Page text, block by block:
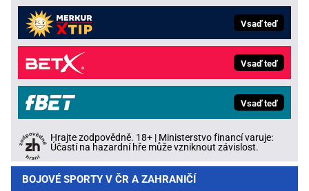
Vsaď teď
Vsaď teď
Vsaď teď
Hrajte zodpovědně. 18+ | Ministerstvo financí varuje:
Účastí na hazardní hře může vzniknout závislost.
BOJOVÉ SPORTY V ČR A ZAHRANIČÍ